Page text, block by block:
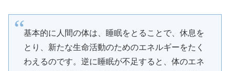
基本的に人間の体は、睡眠をとることで、休息を
とり、新たな生命活動のためのエネルギーをたく
わえるのです。逆に睡眠が不足すると、体のエネ